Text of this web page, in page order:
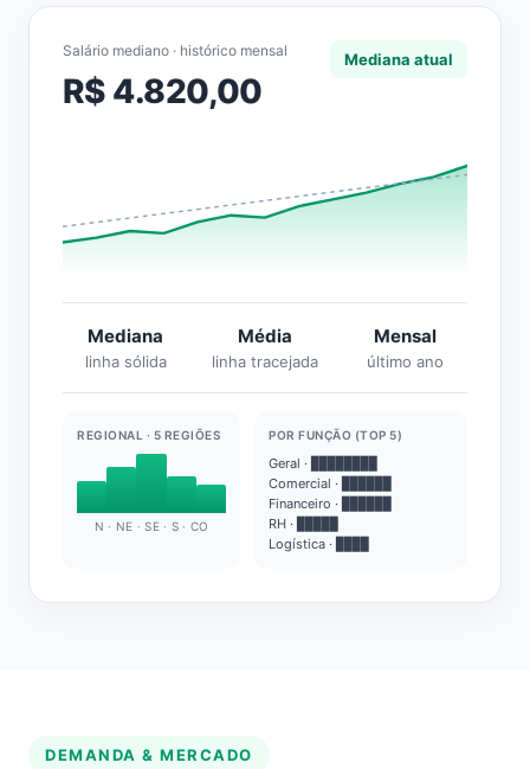
Salário mediano · histórico mensal
R$ 4.820,00
Mediana atual
Mediana
linha sólida
Média
linha tracejada
Mensal
último ano
REGIONAL · 5 REGIÕES
N · NE · SE · S · CO
POR FUNÇÃO (TOP 5)
Geral · ████████
Comercial · ██████
Financeiro · ██████
RH · █████
Logística · ████
DEMANDA & MERCADO